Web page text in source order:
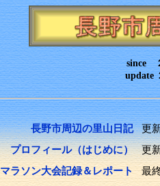
since
update
長野市周辺の里山日記
更
プロフィール（はじめに）
更
マラソン大会記録＆レポート
最